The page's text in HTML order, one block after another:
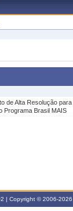
de Alta Resolução
Programa Brasil MAIS
| Copyright © 2006-